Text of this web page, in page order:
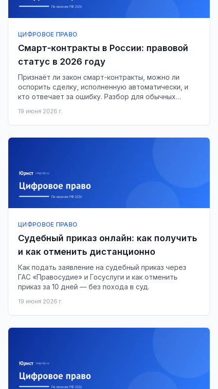
ЦИФРОВОЕ ПРАВО
Смарт-контракты в России: правовой
статус в 2026 году
Признаёт ли закон смарт-контракты, можно ли
оспорить сделку, исполненную автоматически, и
кто отвечает за ошибку. Разбор для обычных
19 июня 2026 г.
ЦИФРОВОЕ ПРАВО
Судебный приказ онлайн: как получить
и как отменить дистанционно
Как подать заявление на судебный приказ через
ГАС «Правосудие» и Госуслуги и как отменить
приказ за 10 дней — без похода в суд.
19 июня 2026 г.